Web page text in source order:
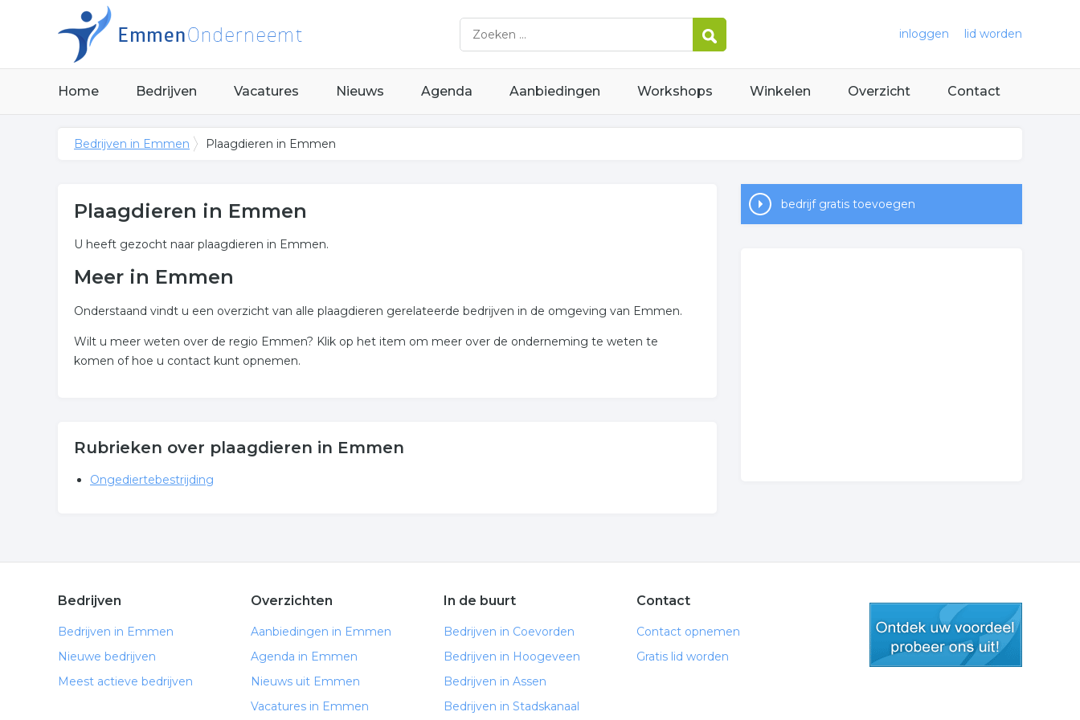
inloggen lid worden
Home Bedrijven Vacatures Nieuws Agenda Aanbiedingen Workshops Winkelen Overzicht Contact
Bedrijven in Emmen Plaagdieren in Emmen
Plaagdieren in Emmen
U heeft gezocht naar plaagdieren in Emmen.
Meer in Emmen
Onderstaand vindt u een overzicht van alle plaagdieren gerelateerde bedrijven in de omgeving van Emmen.
Wilt u meer weten over de regio Emmen? Klik op het item om meer over de onderneming te weten te
komen of hoe u contact kunt opnemen.
Rubrieken over plaagdieren in Emmen
Ongediertebestrijding
bedrijf gratis toevoegen
Bedrijven
Bedrijven in Emmen
Nieuwe bedrijven
Meest actieve bedrijven
Overzichten
Aanbiedingen in Emmen
Agenda in Emmen
Nieuws uit Emmen
Vacatures in Emmen
In de buurt
Bedrijven in Coevorden
Bedrijven in Hoogeveen
Bedrijven in Assen
Bedrijven in Stadskanaal
Contact
Contact opnemen
Gratis lid worden